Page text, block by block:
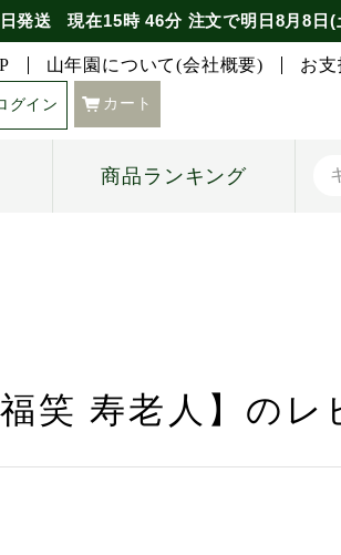
発送 現在15時 46分注文で明日8月8日(
山年園について(会社概要) お
グイン カート
商品ランキング
笑 寿老人】のレ